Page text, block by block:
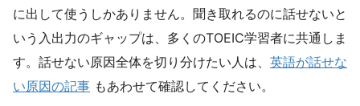
に出して使うしかありません。聞き取れるのに話せないと
いう入出力のギャップは、多くのTOEIC学習者に共通しま
す。話せない原因全体を切り分けたい人は、 英語が話せな
い原因の記事 もあわせて確認してください。